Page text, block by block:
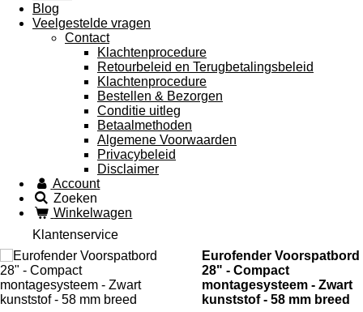
Blog
Veelgestelde vragen
Contact
Klachtenprocedure
Retourbeleid en Terugbetalingsbeleid
Klachtenprocedure
Bestellen & Bezorgen
Conditie uitleg
Betaalmethoden
Algemene Voorwaarden
Privacybeleid
Disclaimer
Account
Zoeken
Winkelwagen
Klantenservice
Eurofender Voorspatbord
28" - Compact
montagesysteem - Zwart
kunststof - 58 mm breed